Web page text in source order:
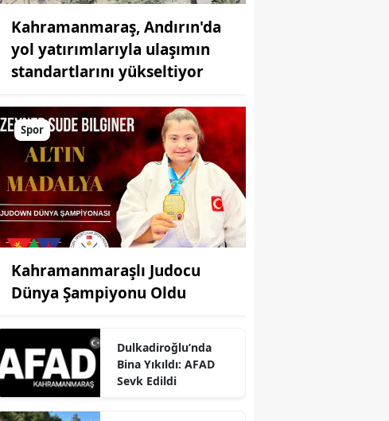
Kahramanmaraş, Andırın'da
yol yatırımlarıyla ulaşımın
standartlarını yükseltiyor
Spor
Kahramanmaraşlı Judocu
Dünya Şampiyonu Oldu
Dulkadiroğlu’nda
Bina Yıkıldı: AFAD
Sevk Edildi